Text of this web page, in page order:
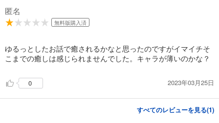
匿名
無料版購入済
ゆるっとしたお話で癒されるかなと思ったのですがイマイチそ
こまでの癒しは感じられませんでした。キャラが薄いのかな？
0 2023年03月25日
すべてのレビューを見る(1)